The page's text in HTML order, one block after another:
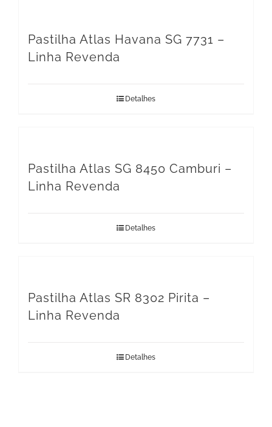
Pastilha Atlas Havana SG 7731 –
Linha Revenda
Detalhes
Pastilha Atlas SG 8450 Camburi –
Linha Revenda
Detalhes
Pastilha Atlas SR 8302 Pirita –
Linha Revenda
Detalhes